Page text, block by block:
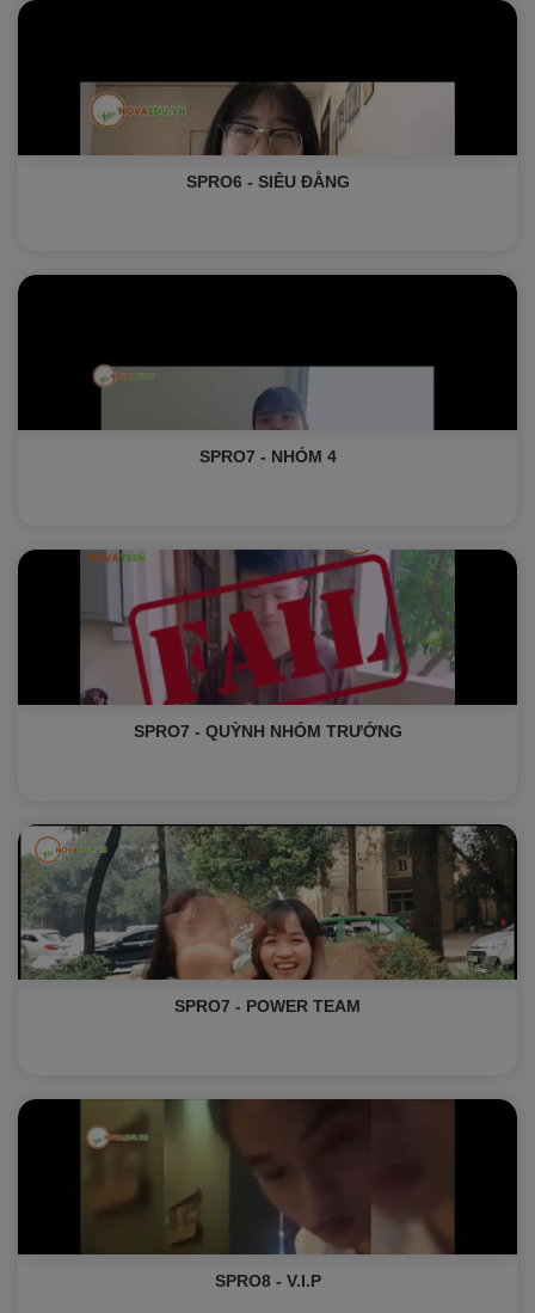
SPRO6 - SIÊU ĐẲNG
SPRO7 - NHÓM 4
SPRO7 - QUỲNH NHÓM TRƯỞNG
SPRO7 - POWER TEAM
SPRO8 - V.I.P